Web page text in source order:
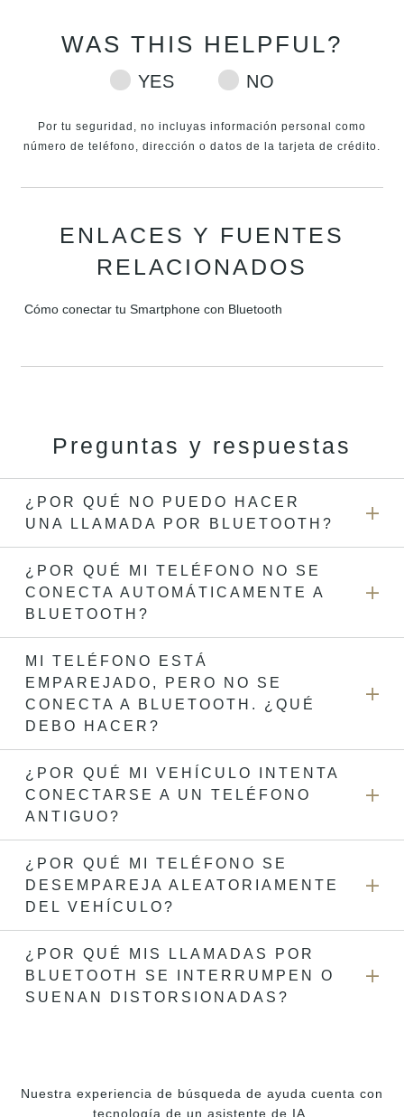
Por tu seguridad, no incluyas información personal como
número de teléfono, dirección o datos de la tarjeta de crédito.
ENLACES Y FUENTES
RELACIONADOS
Cómo conectar tu Smartphone con Bluetooth
Preguntas y respuestas
¿POR QUÉ NO PUEDO HACER
UNA LLAMADA POR BLUETOOTH?
Existen muchos factores que pueden afectar el
desempeño de las llamadas por Bluetooth. El problema
puede deberse al software de tu teléfono o del sistema de
teléfono tiene la última versión de software. Si
las llamadas Bluetooth, prueba con eliminar el
emparejamiento del teléfono y volver a emparejarlo.
¿POR QUÉ MI TELÉFONO NO SE
CONECTA AUTOMÁTICAMENTE A
BLUETOOTH?
Selecciona el teléfono o el vehículo que quieres conectar.
En la mayoría de los vehículos, solo puedes tener una
conexión de Bluetooth activa al mismo tiempo cuando tu
vehículo está en marcha. Consulta la lista de dispositivos
activo. El sistema utiliza por defecto el último dispositivo
conectado utilizado en su vehículo. Si ese dispositivo no
está activo, recorre la lista de dispositivos conectados
hasta encontrar uno que esté activo.
MI TELÉFONO ESTÁ
EMPAREJADO, PERO NO SE
CONECTA A BLUETOOTH. ¿QUÉ
DEBO HACER?
Consulta la lista de dispositivos conectados con el
vehículo para asegurarte de que la conexión está activa.
Si no aparece como activo en la lista, solo tienes que
sigues teniendo problemas, deberás eliminar y conectar
nuevamente siguiendo las instrucciones de conexión
iniciales.
¿POR QUÉ MI VEHÍCULO INTENTA
CONECTARSE A UN TELÉFONO
ANTIGUO?
Elimina el teléfono que no usas de la lista de dispositivos
conectados.
¿POR QUÉ MI TELÉFONO SE
DESEMPAREJA ALEATORIAMENTE
DEL VEHÍCULO?
Cuando conectas el teléfono a un vehículo, implica un
proceso de intercambio de credenciales de seguridad que
permiten que tu vehículo tenga acceso al teléfono. Se
¿POR QUÉ MIS LLAMADAS POR
BLUETOOTH SE INTERRUMPEN O
SUENAN DISTORSIONADAS?
La señal del celular es débil en tu ubicación
Se está ejecutando otra actividad por Bluetooth en
Nuestra experiencia de búsqueda de ayuda cuenta con
tecnología de un asistente de IA.